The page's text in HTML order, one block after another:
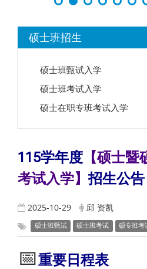
硕士班招生
硕士班甄试入学
硕士班考试入学
硕士在职专班考试入学
115学年度 【硕士
考试入学】招生公告
2025-10-29 邱 资凯
硕士班甄试 硕士班考试 硕专班考
📅重要日程表